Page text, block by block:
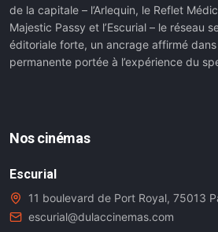
de la capitale – l’Arlequin, le Reflet
Majestic Passy et l’Escurial – le réseau
éditoriale forte, un ancrage affirmé
permanente portée à l’expérience du
Nos cinémas
Escurial
11 boulevard de Port Royal, 75013
escurial@dulaccinemas.com